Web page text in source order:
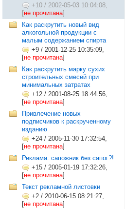
+10 / 2002-05-03 10:04:08,
[не прочитана]
Как раскрутить новый вид
алкогольной продукции с
малым содержанием спирта
+9 / 2001-12-25 10:35:09,
[не прочитана]
Как раскрутить марку сухих
строительных смесей при
минимальных затратах
+12 / 2001-08-25 18:44:56,
[не прочитана]
Привлечение новых
подписчиков к раскрученному
изданию
+24 / 2005-11-30 17:32:54,
[не прочитана]
Реклама: сапожник без сапог?!
+15 / 2005-01-19 17:32:26,
[не прочитана]
Текст рекламной листовки
+2 / 2010-06-15 08:21:27,
[не прочитана]